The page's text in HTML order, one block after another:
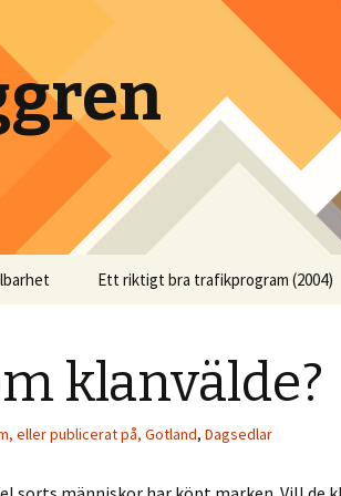
Ett riktigt bra trafikprogram (2004)
klanvälde?
eller publicerat på, Gotland, Dagsedlar